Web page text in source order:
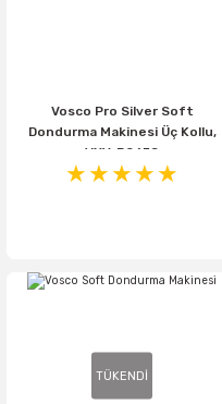
Vosco Pro Silver Soft
Dondurma Makinesi Üç Kollu,
VXY-P965S
TÜKENDİ